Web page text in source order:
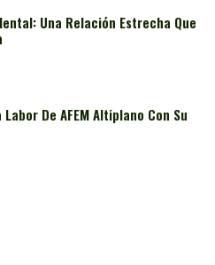
Una Relación Estrecha Que
De AFEM Altiplano Con Su